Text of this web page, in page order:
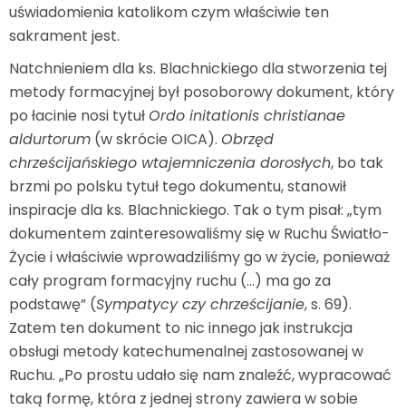
uświadomienia katolikom czym właściwie ten
sakrament jest.
Natchnieniem dla ks. Blachnickiego dla stworzenia tej
metody formacyjnej był posoborowy dokument, który
po łacinie nosi tytułOrdo initationis christianae
aldurtorum (w skrócie OICA). Obrzęd
chrześcijańskiego wtajemniczenia dorosłych, bo tak
brzmi po polsku tytuł tego dokumentu, stanowił
inspiracje dla ks. Blachnickiego. Tak o tym pisał: „tym
dokumentem zainteresowaliśmy się w Ruchu Światło-
Życie i właściwie wprowadziliśmy go w życie, ponieważ
cały program formacyjny ruchu (…) ma go za
podstawę” (Sympatycy czy chrześcijanie, s. 69).
Zatem ten dokument to nic innego jak instrukcja
obsługi metody katechumenalnej zastosowanej w
Ruchu. „Po prostu udało się nam znaleźć, wypracować
taką formę, która z jednej strony zawiera w sobie